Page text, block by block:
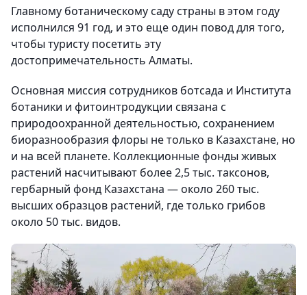
Главному ботаническому саду страны в этом году
исполнился 91 год, и это еще один повод для того,
чтобы туристу посетить эту
достопримечательность Алматы.
Основная миссия сотрудников ботсада и Института
ботаники и фитоинтродукции связана с
природоохранной деятельностью, сохранением
биоразнообразия флоры не только в Казахстане, но
и на всей планете. Коллекционные фонды живых
растений насчитывают более 2,5 тыс. таксонов,
гербарный фонд Казахстана — около 260 тыс.
высших образцов растений, где только грибов
около 50 тыс. видов.